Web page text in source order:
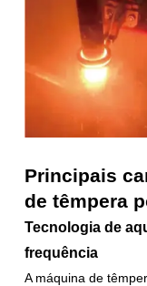
Principais
de têmpera
Tecnologia de
frequência
A máquina de